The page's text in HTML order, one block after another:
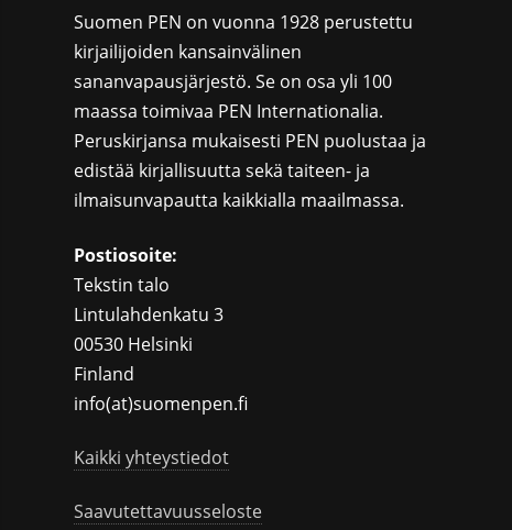
Suomen PEN on vuonna 1928 perustettu
kirjailijoiden kansainvälinen
sananvapausjärjestö. Se on osa yli 100
maassa toimivaa PEN Internationalia.
Peruskirjansa mukaisesti PEN puolustaa ja
edistää kirjallisuutta sekä taiteen- ja
ilmaisunvapautta kaikkialla maailmassa.
Postiosoite:
Tekstin talo
Lintulahdenkatu 3
00530 Helsinki
Finland
info(at)suomenpen.fi
Kaikki yhteystiedot
Saavutettavuusseloste